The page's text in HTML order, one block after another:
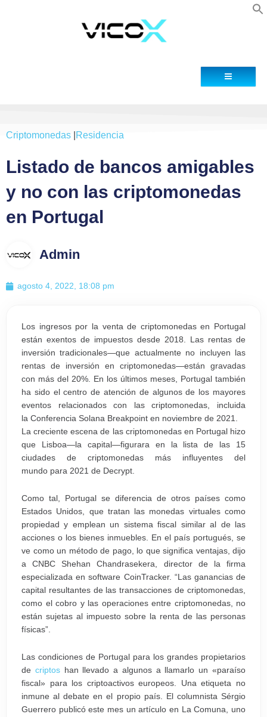
Criptomonedas Residencia
Listado de bancos amigables
y no con las criptomonedas
en Portugal
Admin
agosto 4, 2022, 18:08 pm
Los ingresos por la venta de criptomonedas en Portugal
están exentos de impuestos desde 2018. Las rentas de
inversión tradicionales—que actualmente no incluyen las
rentas de inversión en criptomonedas—están gravadas
con más del 20%. En los últimos meses, Portugal también
ha sido el centro de atención de algunos de los mayores
eventos relacionados con las criptomonedas, incluida
la Conferencia Solana Breakpoint en noviembre de 2021.
La creciente escena de las criptomonedas en Portugal hizo
que Lisboa—la capital—figurara en la lista de las 15
ciudades de criptomonedas más influyentes del
mundo para 2021 de Decrypt.
Como tal, Portugal se diferencia de otros países como
Estados Unidos, que tratan las monedas virtuales como
propiedad y emplean un sistema fiscal similar al de las
acciones o los bienes inmuebles. En el país portugués, se
ve como un método de pago, lo que significa ventajas, dijo
a CNBC Shehan Chandrasekera, director de la firma
especializada en software CoinTracker. “Las ganancias de
capital resultantes de las transacciones de criptomonedas,
como el cobro y las operaciones entre criptomonedas, no
están sujetas al impuesto sobre la renta de las personas
físicas”.
Las condiciones de Portugal para los grandes propietarios
de criptos han llevado a algunos a llamarlo un «paraíso
fiscal» para los criptoactivos europeos. Una etiqueta no
inmune al debate en el propio país. El columnista Sérgio
Guerrero publicó este mes un artículo en La Comuna, uno